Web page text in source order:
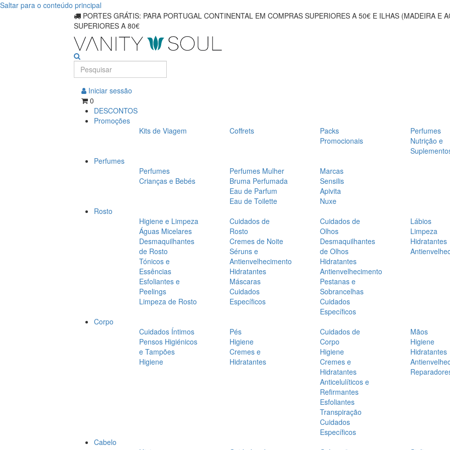
Saltar para o conteúdo principal
ProtetoresPORTES GRÁTIS: PARA PORTUGAL CONTINENTAL EM COMPRAS SUPERIORES A 50€ E ILHAS (MADEIRA E
SUPERIORES A 80€
Iniciar sessão
0
DESCONTOS
Promoções
Kits de Viagem
Coffrets
Packs
Promocionais
Perfumes
Nutrição e
Perfumes
Perfumes
Crianças e Bebés
Perfumes Mulher
Bruma Perfumada
Eau de Parfum
Eau de Toilette
Marcas
Sensilis
Apivita
Nuxe
Rosto
Higiene e Limpeza
Águas Micelares
Desmaquilhantes
de Rosto
Tónicos e
Essências
Esfoliantes e
Peelings
Limpeza de Rosto
Cuidados de
Rosto
Cremes de Noite
Séruns e
Antienvelhecimento
Hidratantes
Máscaras
Cuidados
Específicos
Cuidados de
Olhos
Desmaquilhantes
de Olhos
Hidratantes
Antienvelhecimento
Pestanas e
Sobrancelhas
Cuidados
Específicos
Lábios
Limpeza
Hidratantes
Corpo
Cuidados Íntimos
Pensos Higiénicos
e Tampões
Higiene
Pés
Higiene
Cremes e
Hidratantes
Cuidados de
Corpo
Higiene
Cremes e
Hidratantes
Anticelulíticos e
Refirmantes
Esfoliantes
Transpiração
Cuidados
Específicos
Mãos
Higiene
Hidratantes
Cabelo